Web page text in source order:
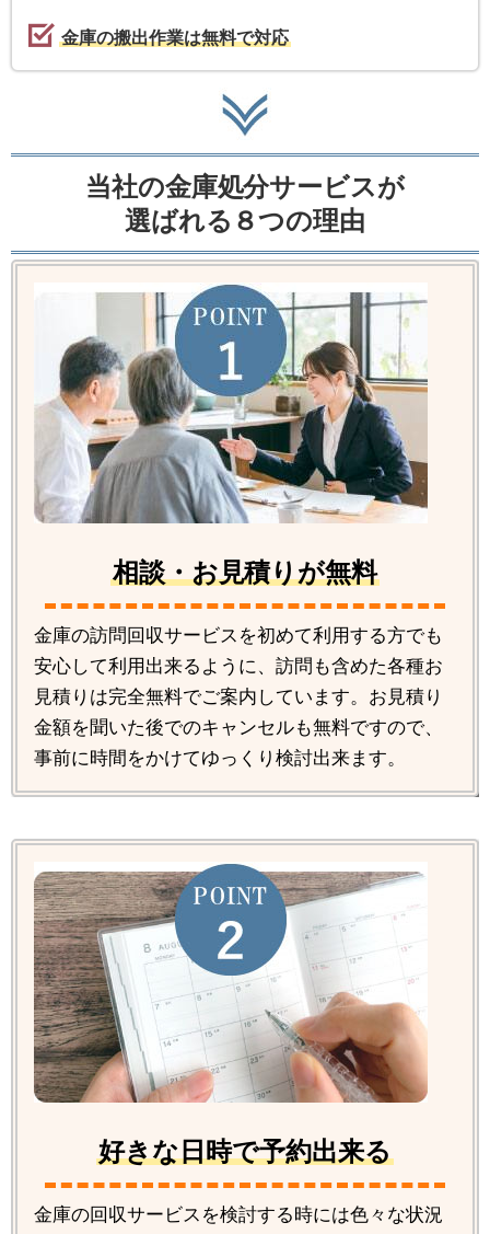
金庫の搬出作業は無料で対応
当社の金庫処分サービスが
選ばれる８つの理由
相談・お見積りが無料
金庫の訪問回収サービスを初めて利用する方でも
安心して利用出来るように、訪問も含めた各種お
見積りは完全無料でご案内しています。お見積り
金額を聞いた後でのキャンセルも無料ですので、
事前に時間をかけてゆっくり検討出来ます。
好きな日時で予約出来る
金庫の回収サービスを検討する時には色々な状況